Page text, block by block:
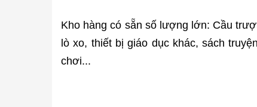
Kho hàng có sẵn số lượng lớn: Cầu
lò xo, thiết bị giáo dục khác, sách
chơi...